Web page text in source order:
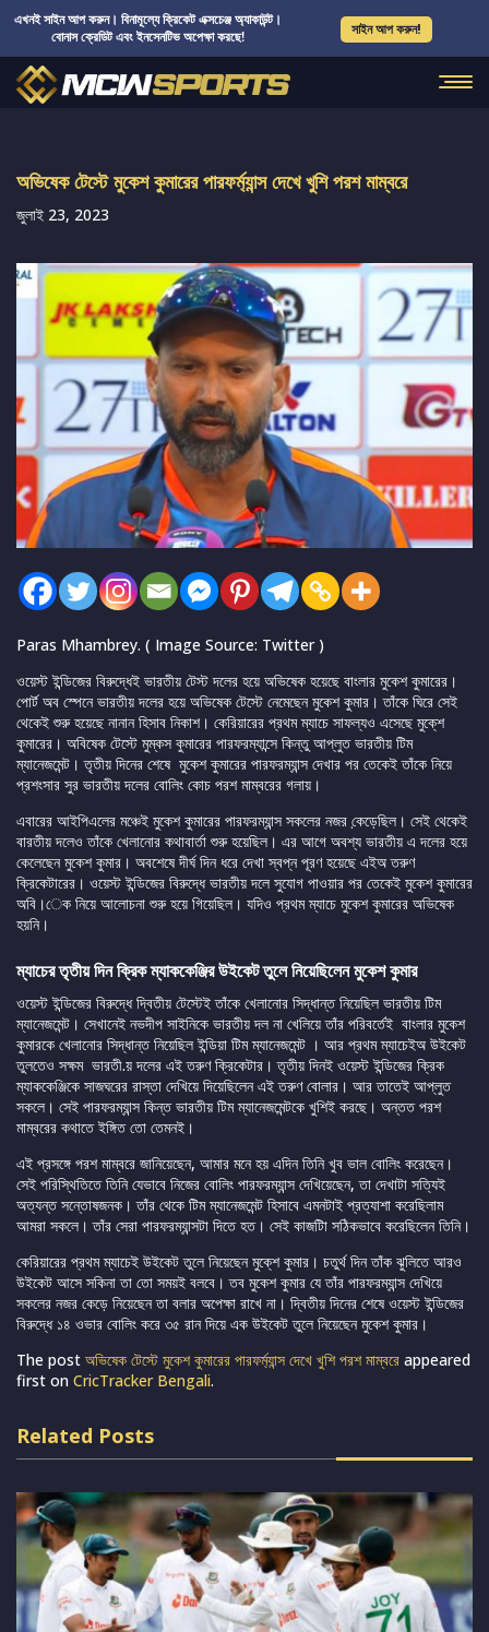
এখনই সাইন আপ করুন। বিনামূল্যে ক্রিকেট এক্সচেঞ্জ অ্যাকাউন্ট।
বোনাস ক্রেডিট এবং ইনসেনটিভ অপেক্ষা করছে!
সাইন আপ করুন!
অভিষেক টেস্টে মুকেশ কুমারের পারফর্ম্যান্স দেখে খুশি পরশ মাম্বরে
জুলাই 23, 2023
Paras Mhambrey. ( Image Source: Twitter )
ওয়েস্ট ইন্ডিজের বিরুদ্ধেই ভারতীয় টেস্ট দলের হয়ে অভিষেক হয়েছে বাংলার মুকেশ কুমারের।
পোর্ট অব স্পেনে ভারতীয় দলের হয়ে অভিষেক টেস্টে নেমেছেন মুকেশ কুমার। তাঁকে ঘিরে সেই
থেকেই শুরু হয়েছে নানান হিসাব নিকাশ। কেরিয়ারের প্রথম ম্যাচে সাফল্যও এসেছে মুকে্শ
কুমারের। অবিষেক টেস্টে মুম্কস কুমারের পারফরম্যান্সে কিন্তু আপ্লুত ভারতীয় টিম
ম্যানেজমেন্ট। তৃতীয় দিনের শেষে মুকেশ কুমারের পারফরম্যান্স দেখার পর তেকেই তাঁকে নিয়ে
প্রশংসার সুর ভারতীয় দলের বোলিং কোচ পরশ মাম্বরের গলায়।
এবারের আইপিএলের মঞ্চেই মুকেশ কুমারের পারফরম্যান্স সকলের নজর কে়ড়েছিল। সেই থেকেই
বারতীয় দলেও তাঁকে খেলানোর কথাবার্তা শুরু হয়েছিল। এর আগে অবশ্য ভারতীয় এ দলের হয়ে
কেলেছেন মুকেশ কুমার। অবশেষে দীর্ঘ দিন ধরে দেখা স্বপ্ন পূরণ হয়েছে এইঅ তরুণ
ক্রিকেটারের। ওয়েস্ট ইন্ডিজের বিরুদ্ধে ভারতীয় দলে সুযোগ পাওয়ার পর তেকেই মুকেশ কুমারের
অবি।েক নিয়ে আলোচনা শুরু হয়ে গিয়েছিল। যদিও প্রথম ম্যাচে মুকেশ কুমারের অভিষেক
হয়নি।
ম্যাচের তৃতীয় দিন ক্রিক ম্যাককেঞ্জির উইকেট তুলে নিয়েছিলেন মুকেশ কুমার
ওয়েস্ট ইন্ডিজের বিরুদ্ধে দ্বিতীয় টেস্টেই তাঁকে খেলানোর সিদ্ধান্ত নিয়েছিল ভারতীয় টিম
ম্যানেজমেন্ট। সেখানেই নভদীপ সাইনিকে ভারতীয় দল না খেলিয়ে তাঁর পরিবর্তেই বাংলার মুকেশ
কুমারকে খেলানোর সিদ্ধান্ত নিয়েছিল ইন্ডিয়া টিম ম্যানেজমেন্ট । আর প্রথম ম্যাচেইঅ উইকেট
তুলতেও সক্ষম ভারতী.য় দলের এই তরুণ ক্রিকেটার। তৃতীয় দিনই ওয়েস্ট ইন্ডিজের ক্রিক
ম্যাককেঞ্জিকে সাজঘরের রাস্তা দেখিয়ে দিয়েছিলেন এই তরুণ বোলার। আর তাতেই আপ্লুত
সকলে। সেই পারফরম্যান্স কিন্ত ভারতীয় টিম ম্যানেজমেন্টকে খুশিই করছে। অন্তত পরশ
মাম্বরের কথাতে ইঙ্গিত তো তেমনই।
এই প্রসঙ্গে পরশ মাম্বরে জানিয়েছেন, আমার মনে হয় এদিন তিনি খুব ভাল বোলিং করেছেন।
সেই পরিস্থিতিতে তিনি যেভাবে নিজের বোলিং পারফরম্যান্স দেখিয়েছেন, তা দেখাটা সত্যিই
অত্যন্ত সন্তোষজনক। তাঁর থেকে টিম ম্যানেজমেন্ট হিসাবে এমনটাই প্রত্যাশা করেছিলাম
আমরা সকলে। তাঁর সেরা পারফরম্যান্সটা দিতে হত। সেই কাজটাি সঠিকভাবে করেছিলেন তিনি।
কেরিয়ারের প্রথম ম্যাচেই উইকেট তুলে নিয়েছেন মুকে্শ কুমার। চতুর্থ দিন তাঁক ঝুলিতে আরও
উইকেট আসে সকিনা তা তো সময়ই বলবে। তব মুকেশ কুমার যে তাঁর পারফরম্যান্স দেখিয়ে
সকলের নজর কেড়ে নিয়েছেন তা বলার অপেক্ষা রাখে না। দ্বিতীয় দিনের শেষে ওয়েস্ট ইন্ডিজের
বিরুদ্ধে ১৪ ওভার বোলিং করে ৩৫ রান দিয়ে এক উইকেট তুলে নিয়েছেন মুকেশ কুমার।
The post অভিষেক টেস্টে মুকেশ কুমারের পারফর্ম্যান্স দেখে খুশি পরশ মাম্বরে appeared
first on CricTracker Bengali.
Related Posts